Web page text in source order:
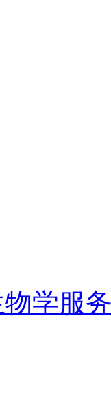
学服